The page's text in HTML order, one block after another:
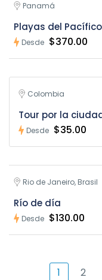
Panamá
Playas del
Desde $370.00
Colombia
Tour por la
Desde $35.00
Rio de Janeiro, Brasil
Río de día
Desde $130.00
1 2